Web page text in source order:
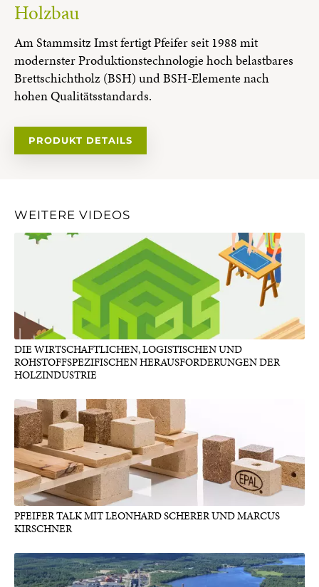
Holzbau
Am Stammsitz Imst fertigt Pfeifer seit 1988 mit
modernster Produktionstechnologie hoch belastbares
Brettschichtholz (BSH) und BSH-Elemente nach
hohen Qualitätsstandards.
PRODUKT DETAILS
WEITERE VIDEOS
DIE WIRTSCHAFTLICHEN, LOGISTISCHEN UND
ROHSTOFFSPEZIFISCHEN HERAUSFORDERUNGEN DER
HOLZINDUSTRIE
PFEIFER TALK MIT LEONHARD SCHERER UND MARCUS
KIRSCHNER